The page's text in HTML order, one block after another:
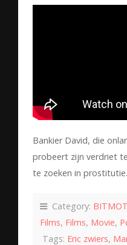
Bankier David, die
probeert zijn verdriet
te zoeken in prostitutie.
Category:
Films, Films, Movie,
Tags: Eric zwiers,